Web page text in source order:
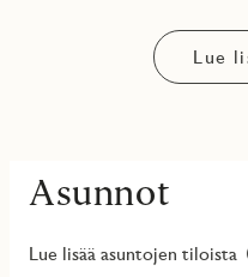
Lue
Asunnot
Lue lisää asuntojen tiloista